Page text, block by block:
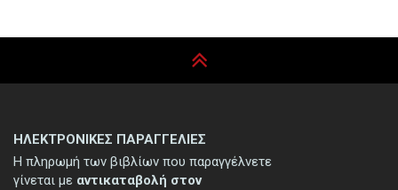
ΗΛΕΚΤΡΟΝΙΚΕΣ ΠΑΡΑΓΓΕΛΙΕΣ
Η πληρωμή των βιβλίων που παραγγέλνετε
γίνεται με αντικαταβολή στον